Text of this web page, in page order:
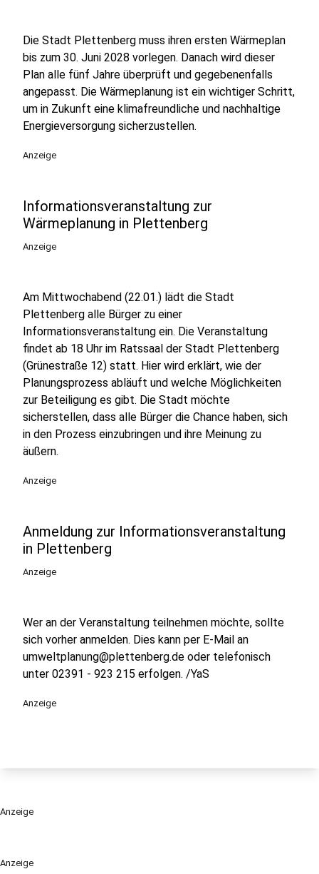
Anzeige
Die Stadt Plettenberg muss ihren ersten Wärmeplan
bis zum 30. Juni 2028 vorlegen. Danach wird dieser
Plan alle fünf Jahre überprüft und gegebenenfalls
angepasst. Die Wärmeplanung ist ein wichtiger Schritt,
um in Zukunft eine klimafreundliche und nachhaltige
Energieversorgung sicherzustellen.
Anzeige
Informationsveranstaltung zur
Wärmeplanung in Plettenberg
Anzeige
Am Mittwochabend (22.01.) lädt die Stadt
Plettenberg alle Bürger zu einer
Informationsveranstaltung ein. Die Veranstaltung
findet ab 18 Uhr im Ratssaal der Stadt Plettenberg
(Grünestraße 12) statt. Hier wird erklärt, wie der
Planungsprozess abläuft und welche Möglichkeiten
zur Beteiligung es gibt. Die Stadt möchte
sicherstellen, dass alle Bürger die Chance haben, sich
in den Prozess einzubringen und ihre Meinung zu
äußern.
Anzeige
Anmeldung zur Informationsveranstaltung
in Plettenberg
Anzeige
Wer an der Veranstaltung teilnehmen möchte, sollte
sich vorher anmelden. Dies kann per E-Mail an
umweltplanung@plettenberg.de oder telefonisch
unter 02391 - 923 215 erfolgen. /YaS
Anzeige
Anzeige